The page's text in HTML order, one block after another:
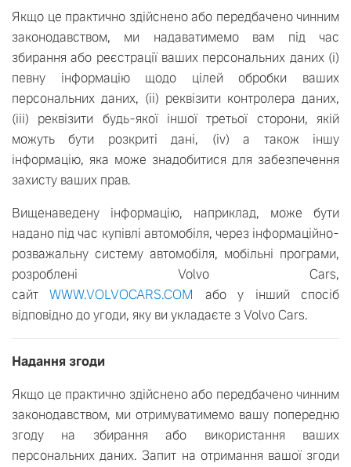
Якщо це практично здійснено або передбачено чинним
законодавством, ми надаватимемо вам під час
збирання або реєстрації ваших персональних даних (i)
певну інформацію щодо цілей обробки ваших
персональних даних, (ii) реквізити контролера даних,
(iii) реквізити будь-якої іншої третьої сторони, якій
можуть бути розкриті дані, (iv) а також іншу
інформацію, яка може знадобитися для забезпечення
захисту ваших прав.
Вищенаведену інформацію, наприклад, може бути
надано під час купівлі автомобіля, через інформаційно-
розважальну систему автомобіля, мобільні програми,
розроблені Volvo Cars,
сайтWWW.VOLVOCARS.COM
або у інший спосіб
відповідно до угоди, яку ви укладаєте з Volvo Cars.
Надання згоди
Якщо це практично здійснено або передбачено чинним
законодавством, ми отримуватимемо вашу попередню
згоду на збирання або використання ваших
персональних даних. Запит на отримання вашої згоди